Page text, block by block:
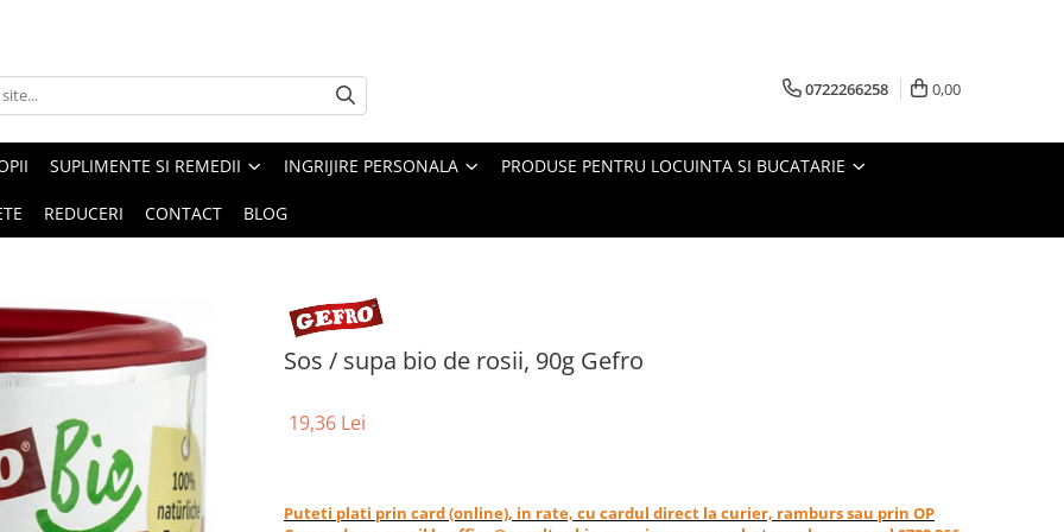
0722266258 0,00
SUPLIMENTE SI REMEDII INGRIJIRE PERSONALA PRODUSE PENTRU LOCUINTA SI BUCATARIE
REDUCERI CONTACT BLOG
Sos / supa bio de rosii, 90g Gefro
19,36 Lei
Puteti plati prin card (online), in rate, cu cardul direct la curier, ramburs sau prin OP